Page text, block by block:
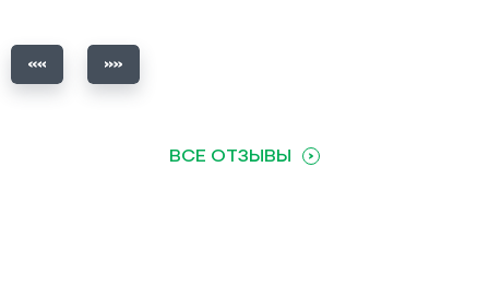
ВСЕ ОТЗЫВЫ